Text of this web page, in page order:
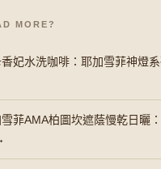
MORE?
妃水洗咖啡：耶加雪菲神燈
菲AMA柏圖坎遮蔭慢乾日曬